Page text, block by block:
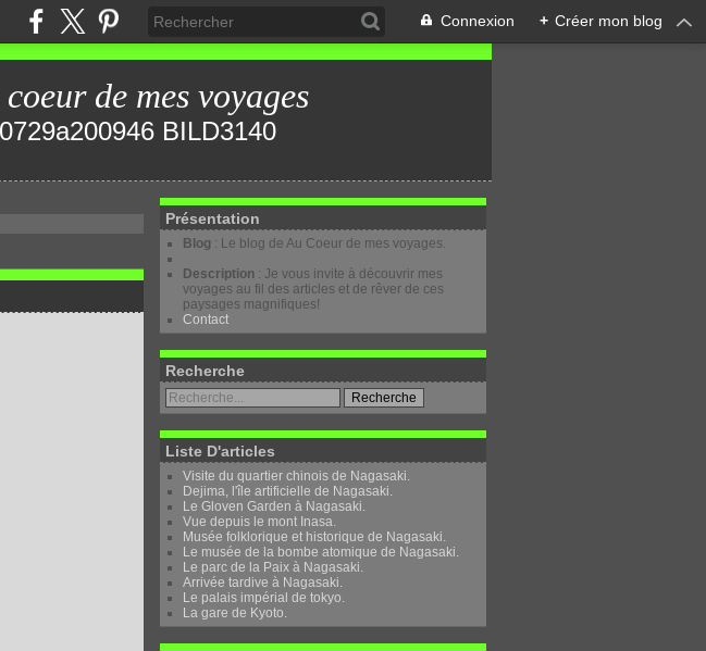
Connexion + Créer mon blog
de mes voyages
Présentation
Blog : Le blog de Au Coeur de mes voyages.
Description : Je vous invite à découvrir mes
voyages au fil des articles et de rêver de ces
paysages magnifiques!
Contact
Recherche
Liste D'articles
Visite du quartier chinois de Nagasaki.
Dejima, l'île artificielle de Nagasaki.
Le Gloven Garden à Nagasaki.
Vue depuis le mont Inasa.
Musée folklorique et historique de Nagasaki.
Le musée de la bombe atomique de Nagasaki.
Le parc de la Paix à Nagasaki.
Arrivée tardive à Nagasaki.
Le palais impérial de tokyo.
La gare de Kyoto.